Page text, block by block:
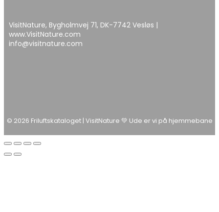
VisitNature, Bygholmvej 71, DK-7742 Vesløs |
www.VisitNature.com
info@visitnature.com
© 2026 Friluftskataloget | VisitNature 💚 Ude er vi på hjemmebane